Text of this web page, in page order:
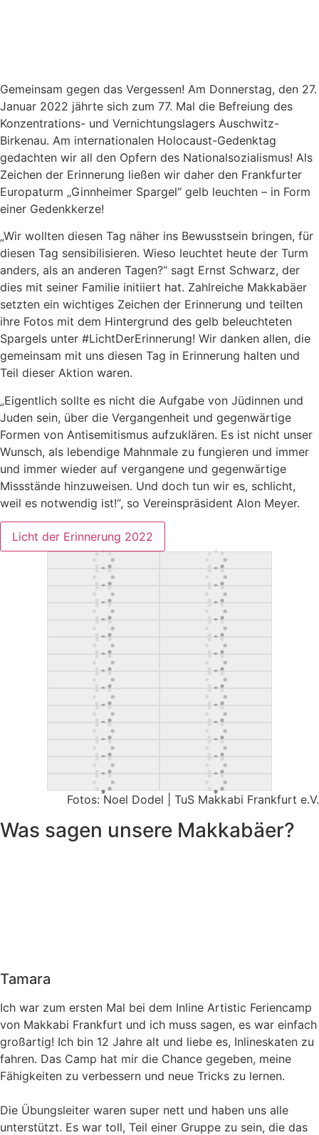
Gemeinsam gegen das Vergessen! Am Donnerstag, den 27.
Januar 2022 jährte sich zum 77. Mal die Befreiung des
Konzentrations- und Vernichtungslagers Auschwitz-
Birkenau. Am internationalen Holocaust-Gedenktag
gedachten wir all den Opfern des Nationalsozialismus! Als
Zeichen der Erinnerung ließen wir daher den Frankfurter
Europaturm „Ginnheimer Spargel“ gelb leuchten – in Form
einer Gedenkkerze!
„Wir wollten diesen Tag näher ins Bewusstsein bringen, für
diesen Tag sensibilisieren. Wieso leuchtet heute der Turm
anders, als an anderen Tagen?“ sagt Ernst Schwarz, der
dies mit seiner Familie initiiert hat. Zahlreiche Makkabäer
setzten ein wichtiges Zeichen der Erinnerung und teilten
ihre Fotos mit dem Hintergrund des gelb beleuchteten
Spargels unter #LichtDerErinnerung! Wir danken allen, die
gemeinsam mit uns diesen Tag in Erinnerung halten und
Teil dieser Aktion waren.
„Eigentlich sollte es nicht die Aufgabe von Jüdinnen und
Juden sein, über die Vergangenheit und gegenwärtige
Formen von Antisemitismus aufzuklären. Es ist nicht unser
Wunsch, als lebendige Mahnmale zu fungieren und immer
und immer wieder auf vergangene und gegenwärtige
Missstände hinzuweisen. Und doch tun wir es, schlicht,
weil es notwendig ist!“, so Vereinspräsident Alon Meyer.
Licht der Erinnerung 2022
Fotos: Noel Dodel | TuS Makkabi Frankfurt e.V.
Was sagen unsere Makkabäer?
Tamara
Ich war zum ersten Mal bei dem Inline Artistic Feriencamp
von Makkabi Frankfurt und ich muss sagen, es war einfach
großartig! Ich bin 12 Jahre alt und liebe es, Inlineskaten zu
fahren. Das Camp hat mir die Chance gegeben, meine
Fähigkeiten zu verbessern und neue Tricks zu lernen.
Die Übungsleiter waren super nett und haben uns alle
unterstützt. Es war toll, Teil einer Gruppe zu sein, die das